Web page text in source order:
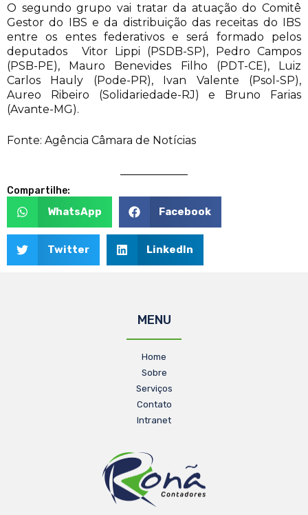
O segundo grupo vai tratar da atuação do Comitê
Gestor do IBS e da distribuição das receitas do IBS
entre os entes federativos e será formado pelos
deputados Vitor Lippi (PSDB-SP), Pedro Campos
(PSB-PE), Mauro Benevides Filho (PDT-CE), Luiz
Carlos Hauly (Pode-PR), Ivan Valente (Psol-SP),
Aureo Ribeiro (Solidariedade-RJ) e Bruno Farias
(Avante-MG).
Fonte: Agência Câmara de Notícias
Compartilhe:
WhatsApp Facebook
Twitter LinkedIn
MENU
Home
Sobre
Serviços
Contato
Intranet